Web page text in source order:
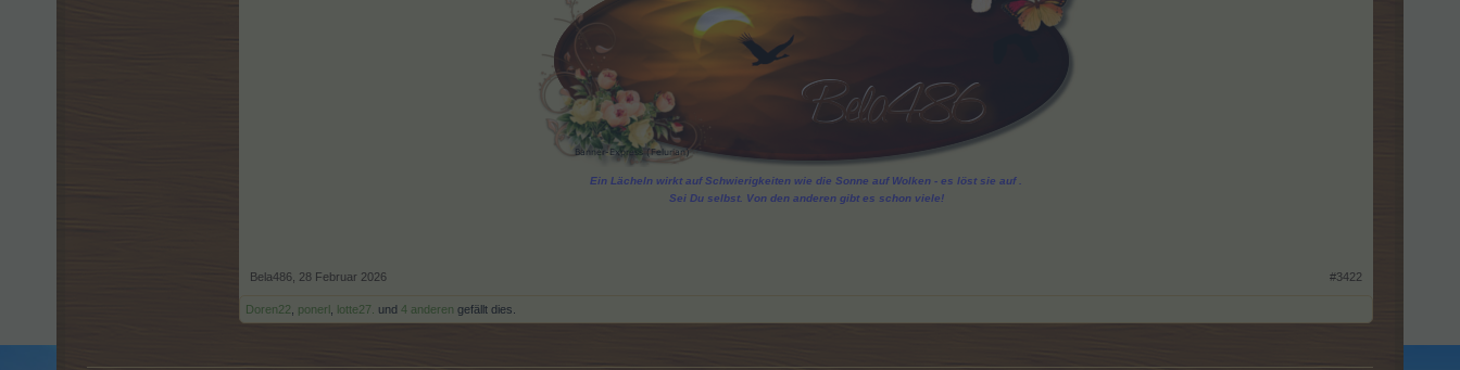
Ein Lächeln wirkt auf Schwierigkeiten wie die Sonne auf Wolken - es löst sie auf .
Sei Du selbst. Von den anderen gibt es schon viele!
Bela486 28 Februar 2026 #3422
Doren22 ponerl lotte27. und 4 anderen gefällt dies.